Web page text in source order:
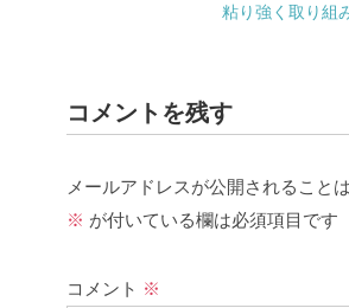
粘り強く取り組
コメントを残す
メールアドレスが公開されること
※ が付いている欄は必須項目です
コメント ※